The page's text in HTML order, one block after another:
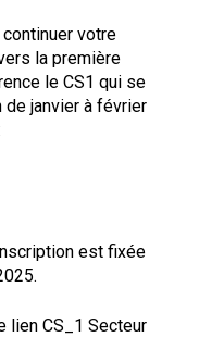
votre
la première
le CS1 qui se
de janvier à février
est fixée
lien CS_1 Secteur